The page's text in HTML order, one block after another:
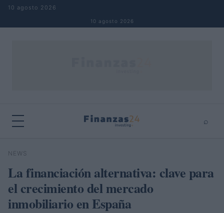
Saltar al contenido
10 agosto 2026
10 agosto 2026
⌕
Buscar
NEWS
La financiación alternativa: clave para
el crecimiento del mercado
inmobiliario en España